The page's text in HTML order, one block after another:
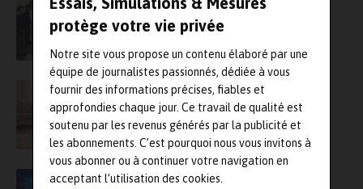
protège votre vie privée
Notre site vous propose un contenu élaboré par une
équipe de journalistes passionnés, dédiée à vous
fournir des informations précises, fiables et
approfondies chaque jour. Ce travail de qualité est
soutenu par les revenus générés par la publicité et
les abonnements. C’est pourquoi nous vous invitons à
vous abonner ou à continuer votre navigation en
acceptant l’utilisation des cookies.
l’UIMM Pays de la Loire
Le LNE signe un partenariat avec le Cerah en
matière d’essais sur les fauteuils roulants
IA, données, brevets : NextMove et l’Inpi
VIDÉO